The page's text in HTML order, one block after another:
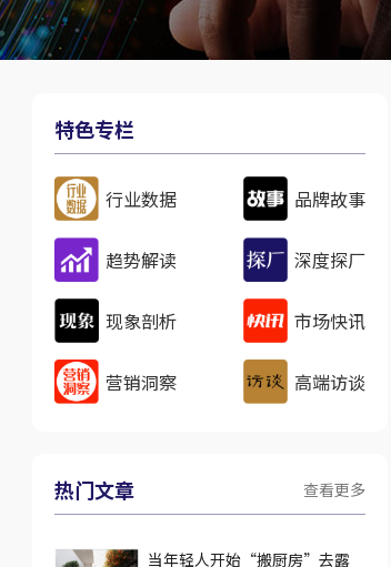
特色专栏
行业数据 品牌故事
趋势解读 深度探厂
现象剖析 市场快讯
营销洞察 高端访谈
热门文章 查看更多
当年轻人开始“搬厨房”去露